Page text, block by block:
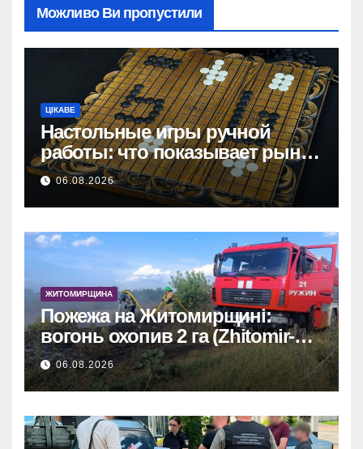
Можливо Ви пропустили
ЦІКАВЕ
Настольные игры ручной
работы: что показывает рынок
и почему цифры говорят сами
за себя
06.08.2026
ЖИТОМИРЩИНА
Пожежа на Житомирщині:
вогонь охопив 2 га (Zhitomir-
OnLine)
06.08.2026